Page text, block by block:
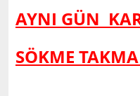
AYNI GÜN
SÖKME